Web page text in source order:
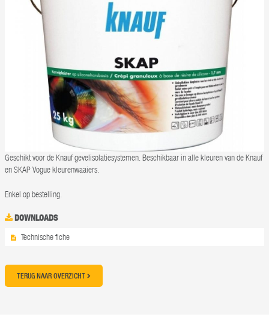
Geschikt voor de Knauf gevelisolatiesystemen. Beschikbaar in alle kleuren van de Knauf
en SKAP Vogue kleurenwaaiers.
Enkel op bestelling.
DOWNLOADS
Technische fiche
TERUG NAAR OVERZICHT